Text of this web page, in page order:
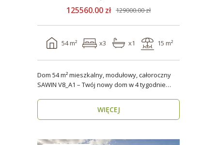
125560.00 zł 129000.00 zł
54 m² x3 x1 15 m²
Dom 54 m² mieszkalny, modułowy, całoroczny
SAWIN V8_A1 – Twój nowy dom w 4 tygodnie
WIĘCEJ